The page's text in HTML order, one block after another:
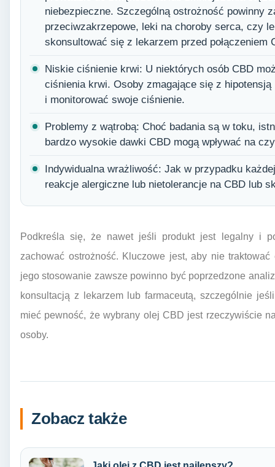
niebezpieczne. Szczególną ostrożność powinny
przeciwzakrzepowe, leki na choroby serca, czy
skonsultować się z lekarzem przed połączeniem
Niskie ciśnienie krwi: U niektórych osób CBD
ciśnienia krwi. Osoby zmagające się z
i monitorować swoje ciśnienie.
Problemy z wątrobą: Choć badania są w toku,
bardzo wysokie dawki CBD mogą wpływać na
Indywidualna wrażliwość: Jak w przypadku
reakcje alergiczne lub nietolerancje na CBD lub
Podkreśla się, że nawet jeśli produkt jest legalny i
zachować ostrożność. Kluczowe jest, aby nie
jego stosowanie zawsze powinno być poprzedzone
konsultacją z lekarzem lub farmaceutą, szczególnie
mieć pewność, że wybrany olej CBD jest rzeczywiście
osoby.
Zobacz także